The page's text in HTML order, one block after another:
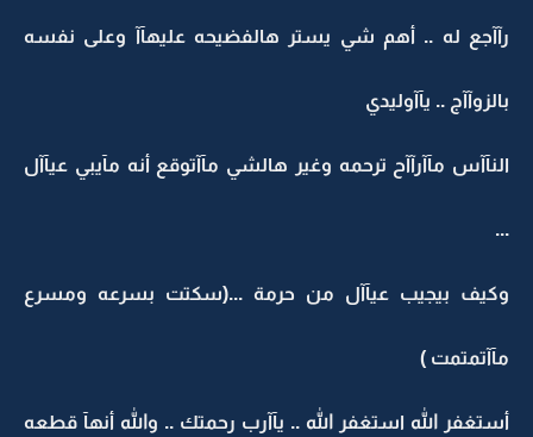
رآآجع له .. أهم شي يستر هالفضيحه عليهآآ وعلى نفسه
بالزوآآج .. يآآوليدي
النآآس مآآرآآح ترحمه وغير هالشي مآآتوقع أنه مآيبي عيآآل
...
وكيف بيجيب عيآآل من حرمة ...(سكتت بسرعه ومسرع
مآآتمتمت )
أستغفر الله استغفر الله .. يآآرب رحمتك .. والله أنهآ قطعه